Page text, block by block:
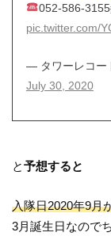
052-586-3155
pic.twitter.com/
— タワーレコー
July 30, 2020
と予想すると
入隊日2020年9月
3月誕生日なので